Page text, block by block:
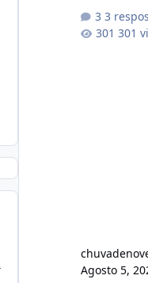
pegada no
3
301
Agosto 5,